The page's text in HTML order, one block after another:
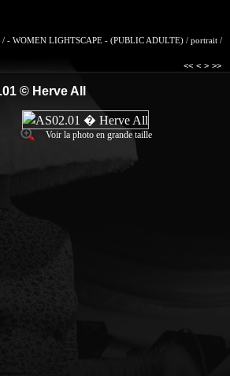
/ - WOMEN LIGHTSCAPE - (PUBLIC ADULTE) / portrait /
<< < > >>
© Herve All
Voir la photo en grande taille